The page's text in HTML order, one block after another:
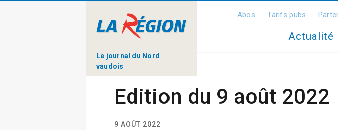
Le journal du Nord
vaudois
Abos Tarifs pubs
Actualité
Edition du 9 août 2022
9 AOÛT 2022